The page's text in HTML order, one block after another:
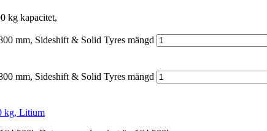
kg kapacitet,
mm, Sideshift & Solid Tyres mängd
mm, Sideshift & Solid Tyres mängd
kg, Litium